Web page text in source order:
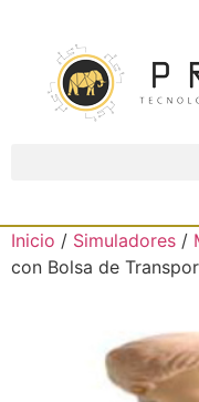
Inicio / Simuladores /
con Bolsa de